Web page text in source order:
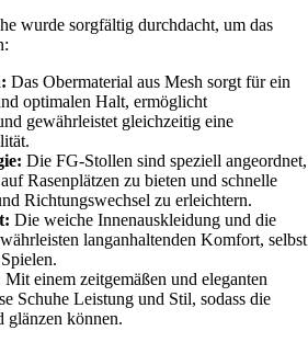
wurde sorgfältig durchdacht, um das
Das Obermaterial aus Mesh sorgt für ein
optimalen Halt, ermöglicht
gewährleistet gleichzeitig eine
Die FG-Stollen sind speziell angeordnet,
Rasenplätzen zu bieten und schnelle
Richtungswechsel zu erleichtern.
Die weiche Innenauskleidung und die
langanhaltenden Komfort, selbst
Mit einem zeitgemäßen und eleganten
Schuhe Leistung und Stil, sodass die
glänzen können.